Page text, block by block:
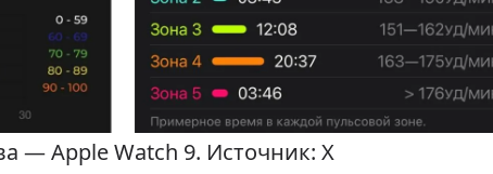
— Apple Watch 9. Источник: X